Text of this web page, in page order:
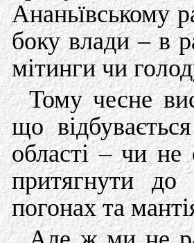
Ананьївському
боку влади – в
мітинги чи
Тому чесне
що
області – чи не
притягнути до
погонах та